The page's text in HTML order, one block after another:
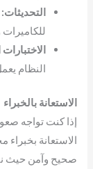
التحديثات:
الاختبارات
النظام
الاستعانة بالخبراء
إذا كنت تواجه
الاستعانة
صحيح وآمن حيث